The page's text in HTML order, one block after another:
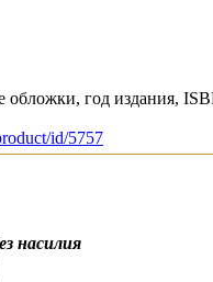
год издания,
id/5757
насилия